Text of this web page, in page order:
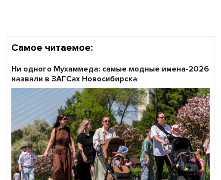
Самое читаемое:
Ни одного Мухаммеда: самые модные имена-2026
назвали в ЗАГСах Новосибирска